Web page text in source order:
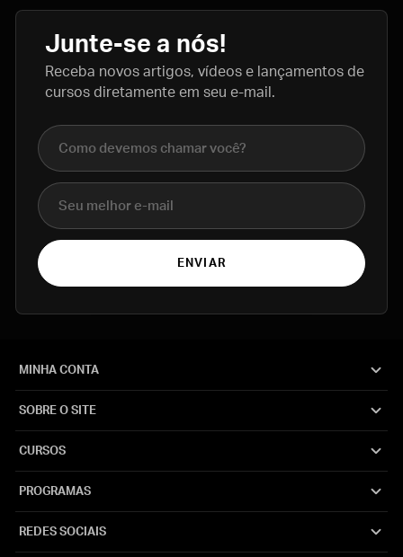
Junte-se a nós!
Receba novos artigos, vídeos e lançamentos de
cursos diretamente em seu e-mail.
Nome completo
E-mail
ENVIAR
MINHA CONTA
SOBRE O SITE
CURSOS
PROGRAMAS
REDES SOCIAIS